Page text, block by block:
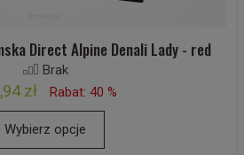
Direct Alpine Denali Lady - red
Brak
zł Rabat: 40 %
Wybierz opcje